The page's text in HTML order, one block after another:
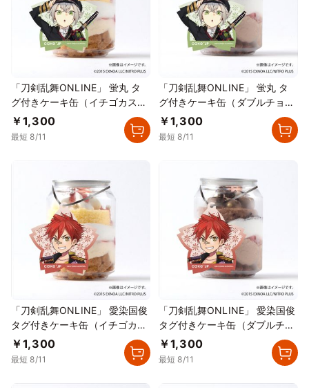
「刀剣乱舞ONLINE」 蛍丸 タ
グ付きケーキ缶（イチゴカスタ
ード）
￥1,300
最短 8/11
「刀剣乱舞ONLINE」 蛍丸 タ
グ付きケーキ缶（ダブルチョコ
レート）
￥1,300
最短 8/11
「刀剣乱舞ONLINE」 愛染国俊
タグ付きケーキ缶（イチゴカス
タード）
￥1,300
最短 8/11
「刀剣乱舞ONLINE」 愛染国俊
タグ付きケーキ缶（ダブルチョ
コレート）
￥1,300
最短 8/11